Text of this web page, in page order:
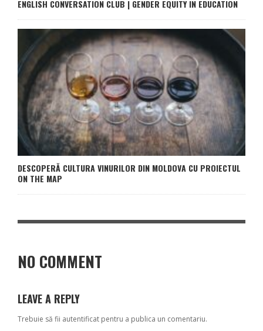
ENGLISH CONVERSATION CLUB | GENDER EQUITY IN EDUCATION
DESCOPERĂ CULTURA VINURILOR DIN MOLDOVA CU PROIECTUL
ON THE MAP
NO COMMENT
LEAVE A REPLY
Trebuie să fii autentificat pentru a publica un comentariu.